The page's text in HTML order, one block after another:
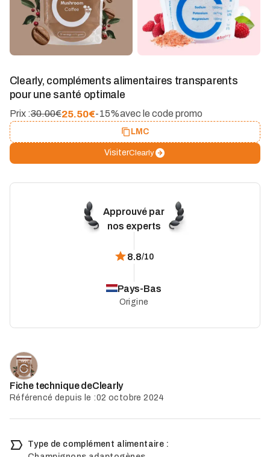
Clearly, compléments alimentaires transparents
pour une santé optimale
Prix :30.00€25.50€-15%avec le code promo
LMC
VisiterClearly
Approuvé par
nos experts
8.8/10
Pays-Bas
Origine
Fiche technique deClearly
Référencé depuis le :02 octobre 2024
Type de complément alimentaire :